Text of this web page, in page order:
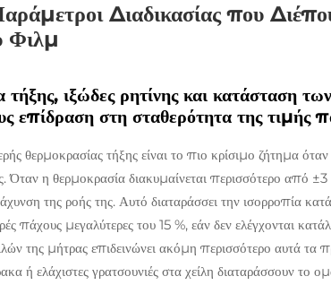
Διαδικασίας που
Φιλμ
τήξης, ιξώδες ρητίνης και κατάσταση
επίδραση στη σταθερότητα της τιμής
θερμοκρασίας τήξης είναι το πιο κρίσιμο ζήτημα όταν
Όταν η θερμοκρασία διακυμαίνεται περισσότερο από ±3
της ροής της. Αυτό διαταράσσει την ισορροπία
πάχους μεγαλύτερες του 15 %, εάν δεν ελέγχονται
της μήτρας επιδεινώνει ακόμη περισσότερο αυτά τα
ή ελάχιστες γρατσουνιές στα χείλη διαταράσσουν το